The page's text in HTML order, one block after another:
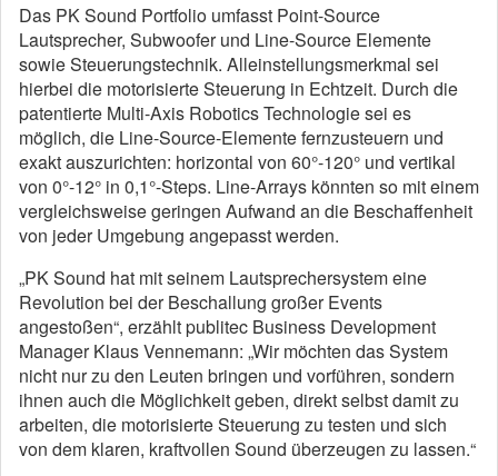
Das PK Sound Portfolio umfasst Point-Source
Lautsprecher, Subwoofer und Line-Source Elemente
sowie Steuerungstechnik. Alleinstellungsmerkmal sei
hierbei die motorisierte Steuerung in Echtzeit. Durch die
patentierte Multi-Axis Robotics Technologie sei es
möglich, die Line-Source-Elemente fernzusteuern und
exakt auszurichten: horizontal von 60°-120° und vertikal
von 0°-12° in 0,1°-Steps. Line-Arrays könnten so mit einem
vergleichsweise geringen Aufwand an die Beschaffenheit
von jeder Umgebung angepasst werden.
„PK Sound hat mit seinem Lautsprechersystem eine
Revolution bei der Beschallung großer Events
angestoßen“, erzählt publitec Business Development
Manager Klaus Vennemann: „Wir möchten das System
nicht nur zu den Leuten bringen und vorführen, sondern
ihnen auch die Möglichkeit geben, direkt selbst damit zu
arbeiten, die motorisierte Steuerung zu testen und sich
von dem klaren, kraftvollen Sound überzeugen zu lassen.“